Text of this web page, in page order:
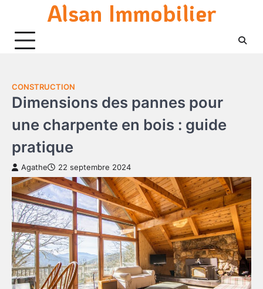
content
Alsan Immobilier
CONSTRUCTION
Dimensions des pannes pour
une charpente en bois : guide
pratique
Agathe 22 septembre 2024